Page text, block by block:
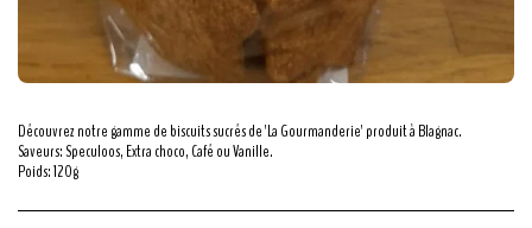
Découvrez notre gamme de biscuits sucrés de 'La Gourmanderie' produit à Blagnac.
Saveurs: Speculoos, Extra choco, Café ou Vanille.
Poids: 120g